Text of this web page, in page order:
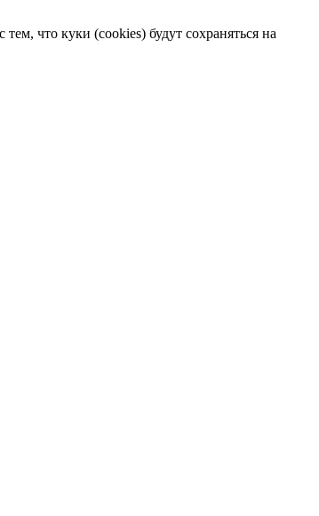
что куки (cookies) будут сохраняться на